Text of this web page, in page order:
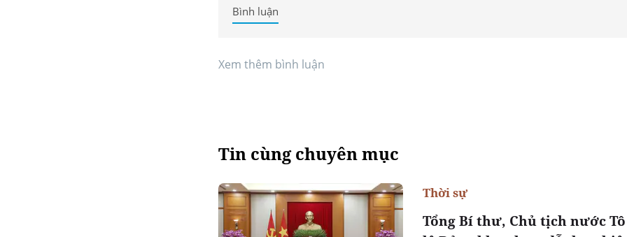
Bình luận
Xem thêm bình luận
Tin cùng chuyên mục
Tổng Bí thư, Chủ tịch nước
Thời sự